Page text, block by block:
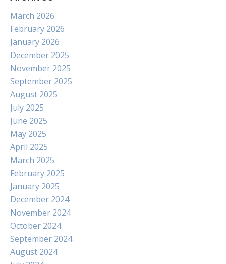
March 2026
February 2026
January 2026
December 2025
November 2025
September 2025
August 2025
July 2025
June 2025
May 2025
April 2025
March 2025
February 2025
January 2025
December 2024
November 2024
October 2024
September 2024
August 2024